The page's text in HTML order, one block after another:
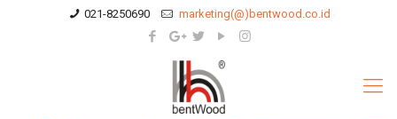
021-8250690 marketing(@)bentwood.co.id